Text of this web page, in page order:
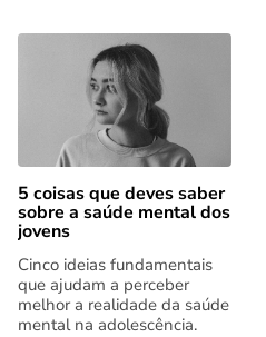
5 coisas que deves saber
sobre a saúde mental dos
jovens
Cinco ideias fundamentais
que ajudam a perceber
melhor a realidade da saúde
mental na adolescência.